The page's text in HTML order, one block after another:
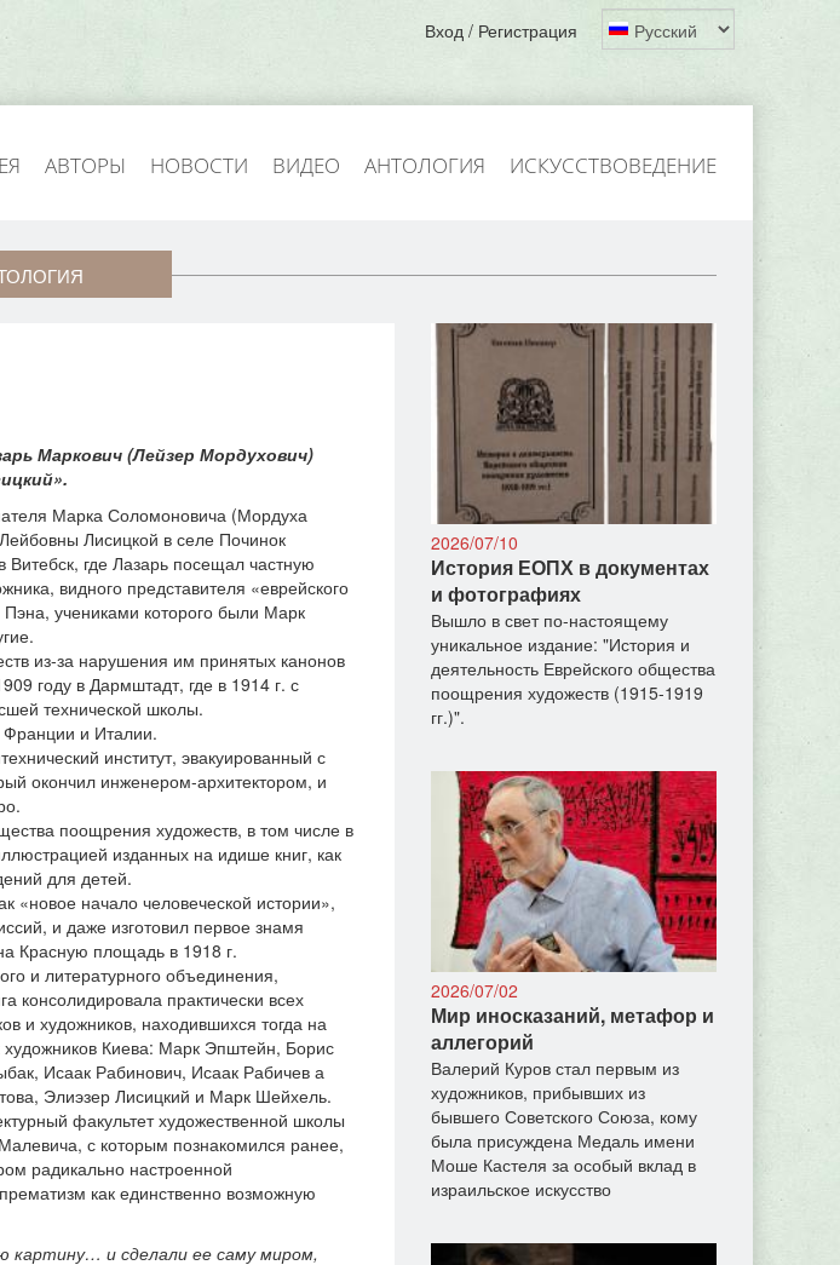
Вход / Регистрация
АВТОРЫ НОВОСТИ ВИДЕО АНТОЛОГИЯ ИСКУССТВОВЕДЕНИЕ
Маркович (Лейзер Мордухович)
Марка Соломоновича (Мордуха
Лисицкой в селе Починок
где Лазарь посещал частную
видного представителя «еврейского
учениками которого были Марк
из-за нарушения им принятых канонов
году в Дармштадт, где в 1914 г. с
технической школы.
Франции и Италии.
институт, эвакуированный с
окончил инженером-архитектором, и
поощрения художеств, в том числе в
изданных на идише книг, как
для детей.
«новое начало человеческой истории»,
и даже изготовил первое знамя
Красную площадь в 1918 г.
и литературного объединения,
консолидировала практически всех
и художников, находившихся тогда на
художников Киева: Марк Эпштейн, Борис
Исаак Рабинович, Исаак Рабичев а
Элиэзер Лисицкий и Марк Шейхель.
факультет художественной школы
с которым познакомился ранее,
радикально настроенной
как единственно возможную
картину… и сделали ее саму миром,
2026/07/10
История ЕОПХ в документах
и фотографиях
Вышло в свет по-настоящему
уникальное издание: "История и
деятельность Еврейского общества
поощрения художеств (1915-1919
гг.)".
2026/07/02
Мир иносказаний, метафор и
аллегорий
Валерий Куров стал первым из
художников, прибывших из
бывшего Советского Союза, кому
была присуждена Медаль имени
Моше Кастеля за особый вклад в
израильское искусство